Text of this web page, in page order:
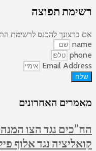
רשימת תפוצה
אם ברצונך להכנס לרשימת
name
phone
Email Address
שלח
מאמרים האחרונים
הח”כים נגד הצו
קואליציה נגד אלוף